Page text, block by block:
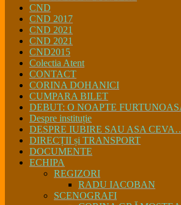
CND
CND 2017
CND 2021
CND 2021
CND2015
Colectia Atent
CONTACT
CORINA DOHANICI
CUMPARA BILET
DEBUT: O NOAPTE
Despre instituție
DESPRE IUBIRE SAU ASA
DIRECȚII și TRANSPORT
DOCUMENTE
ECHIPA
REGIZORI
RADU IACOBAN
SCENOGRAFI